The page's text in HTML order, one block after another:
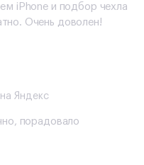
iPhone и подбор чехла
Очень доволен!
на Яндекс
порадовало